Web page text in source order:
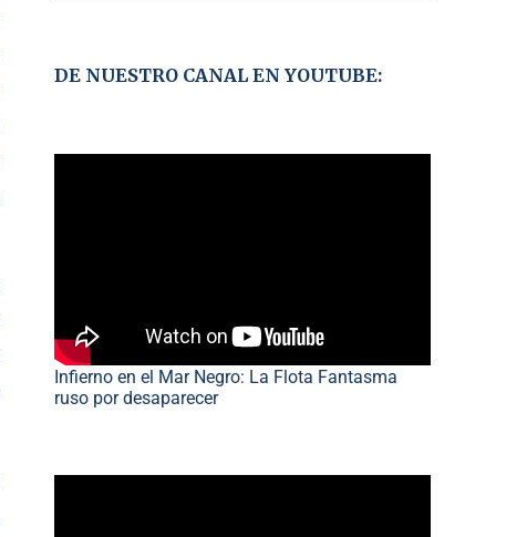
DE NUESTRO CANAL EN YOUTUBE:
Infierno en el Mar Negro: La Flota Fantasma
ruso por desaparecer